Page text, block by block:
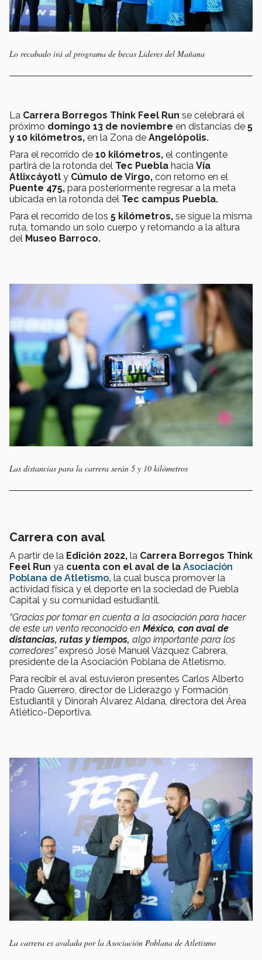
Lo recabado irá al programa de becas Líderes del Mañana
La Carrera Borregos Think Feel Run se celebrará el
próximo domingo 13 de noviembre en distancias de 5
y 10 kilómetros, en la Zona de Angelópolis.
Para el recorrido de 10 kilómetros, el contingente
partirá de la rotonda del Tec Puebla hacia Vía
Atlixcáyotl y Cúmulo de Virgo, con retorno en el
Puente 475, para posteriormente regresar a la meta
ubicada en la rotonda del Tec campus Puebla.
Para el recorrido de los 5 kilómetros, se sigue la misma
ruta, tomando un solo cuerpo y retornando a la altura
del Museo Barroco.
Las distancias para la carrera serán 5 y 10 kilómetros
Carrera con aval
A partir de la Edición 2022, la Carrera Borregos Think
Feel Run ya cuenta con el aval de la Asociación
Poblana de Atletismo, la cual busca promover la
actividad física y el deporte en la sociedad de Puebla
Capital y su comunidad estudiantil.
“Gracias por tomar en cuenta a la asociación para hacer
de este un vento reconocido en México, con aval de
distancias, rutas y tiempos, algo importante para los
corredores”expresó José Manuel Vázquez Cabrera,
presidente de la Asociación Poblana de Atletismo.
Para recibir el aval estuvieron presentes Carlos Alberto
Prado Guerrero, director de Liderazgo y Formación
Estudiantil y Dinorah Álvarez Aldana, directora del Área
Atlético-Deportiva.
La carrera es avalada por la Asociación Poblana de Atletismo